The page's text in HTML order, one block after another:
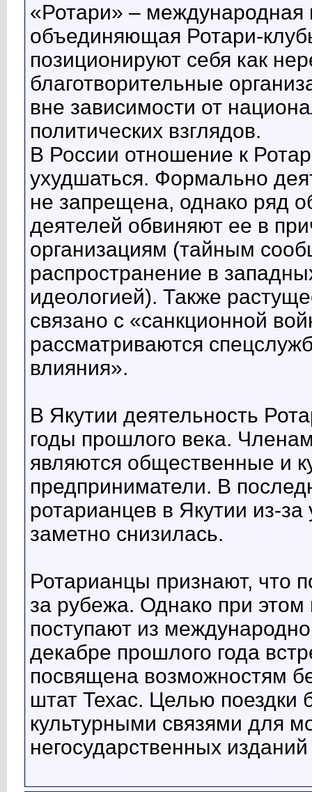
«Ротари» – международная
объединяющая Ротари-
позиционируют себя как
благотворительные
вне зависимости от
политических взглядов.
В России отношение к
ухудшаться. Формально
не запрещена, однако ряд
деятелей обвиняют ее в
организациям (тайным
распространение в
идеологией). Также
связано с «санкционной
рассматриваются
влияния».
В Якутии деятельность
годы прошлого века.
являются общественные и
предприниматели. В
ротарианцев в Якутии из-
заметно снизилась.
Ротарианцы признают, что
за рубежа. Однако при этом
поступают из
декабре прошлого года
посвящена возможностям
штат Техас. Целью
культурными связями для
негосударственных